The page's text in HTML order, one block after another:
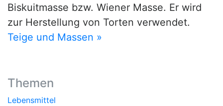
Biskuitmasse bzw. Wiener Masse. Er wird
zur Herstellung von Torten verwendet.
Teige und Massen »
Themen
Lebensmittel